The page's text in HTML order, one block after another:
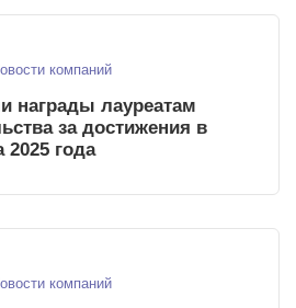
компаний
награды лауреатам
за достижения в
2025 года
компаний